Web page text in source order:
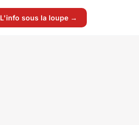
L'info sous la loupe →